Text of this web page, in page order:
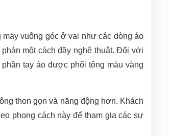
vuông góc ở vai như các dòng áo
một cách đầy nghệ thuật. Đối với
tay áo được phối tông màu vàng
thon gọn và năng động hơn. Khách
phong cách này để tham gia các sự